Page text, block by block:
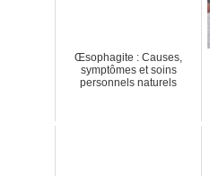
Œsophagite : Causes,
symptômes et soins
personnels naturels